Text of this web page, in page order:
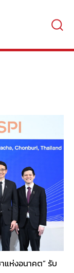
แห่งอนาคต” รับ